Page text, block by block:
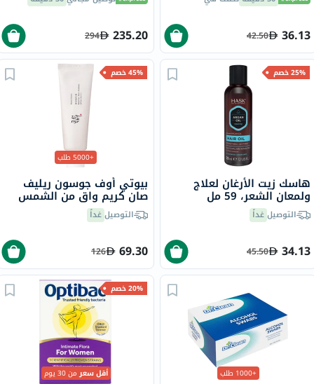
36.13
42.50
مل
235.20
294
25% خصم
هاسك زيت الأرغان لعلاج
ولمعان الشعر، 59 مل
التوصيلغداً
34.13
45.50
45% خصم
+5000 طلب
بيوتي أوف جوسون ريليف
صان كريم واقٍ من الشمس
عضوي بلأرز والبروبيوتيك
التوصيلغداً
69.30
126
+1000 طلب
20% خصم
أقل سعرمن 30 يوم